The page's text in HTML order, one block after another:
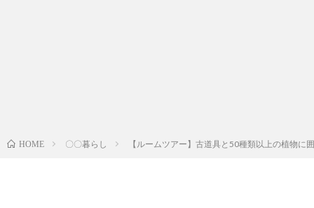
HOME 〇〇暮らし 【ルームツアー】古道具と50種類以上の植物